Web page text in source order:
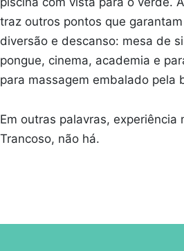
traz outros pontos que
diversão e descanso: mesa de
pongue, cinema, academia e
para massagem embalado pela
Em outras palavras, experiência
Trancoso, não há.